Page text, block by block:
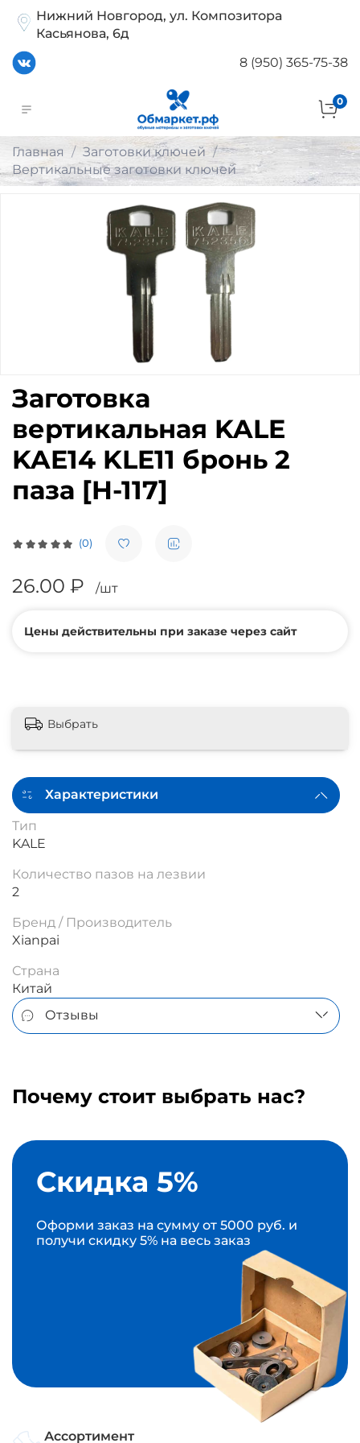
Нижний Новгород, ул. Композитора
Касьянова, 6д
8 (950) 365-75-38
0
Главная
Заготовки ключей
Вертикальные заготовки ключей
(0)
Заготовка
вертикальная KALE
KAE14 KLE11 бронь 2
паза [H-117]
26.00 ₽ /шт
Цены действительны при заказе через сайт
Выбрать
Характеристики
Тип
KALE
Количество пазов на лезвии
2
Бренд / Производитель
Xianpai
Страна
Китай
Отзывы
Почему стоит выбрать нас?
Скидка 5%
Оформи заказ на сумму от 5000 руб. и
получи скидку 5% на весь заказ
Ассортимент